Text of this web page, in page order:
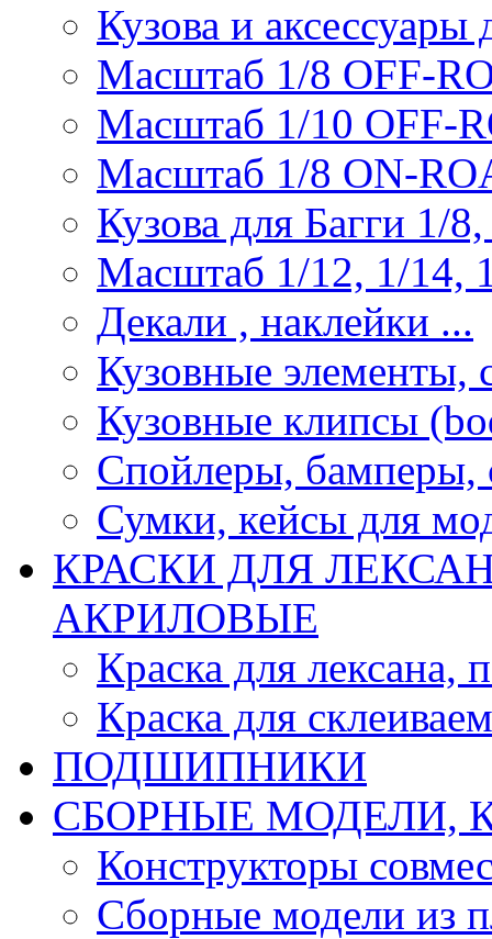
Кузова и
Масштаб 1/8 OFF-
Масштаб 1/10 OFF-
Масштаб 1/8 ON-
Кузова для Багги 1/
Масштаб 1/12, 1/14,
Декали , наклейки ...
Кузовные элементы,
Кузовные клипсы
Спойлеры, бамперы,
Сумки, кейсы для
КРАСКИ ДЛЯ
АКРИЛОВЫЕ
Краска для лексана,
Краска для
ПОДШИПНИКИ
CБОРНЫЕ МОДЕЛИ,
Конструкторы
Сборные модели из